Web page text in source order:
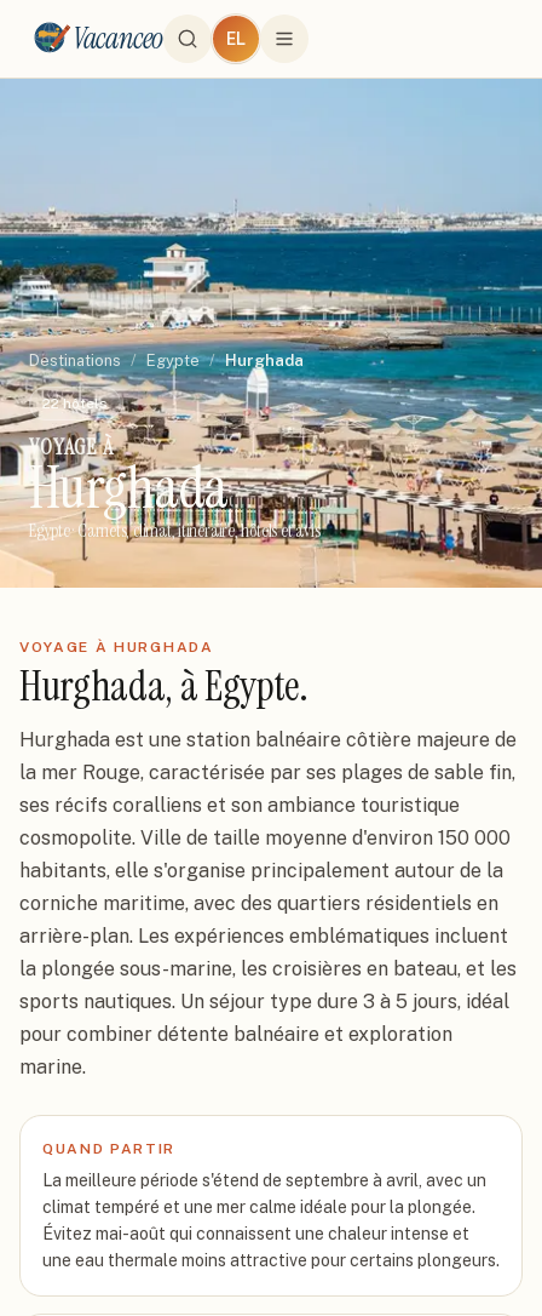
Vacanceo EL
Destinations / Egypte / Hurghada
22hôtels
VOYAGE À
Hurghada
Egypte· Carnets, climat, itinéraire, hôtels et avis
VOYAGE À HURGHADA
Hurghada, à Egypte.
Hurghada est une station balnéaire côtière majeure de
la mer Rouge, caractérisée par ses plages de sable fin,
ses récifs coralliens et son ambiance touristique
cosmopolite. Ville de taille moyenne d'environ 150 000
habitants, elle s'organise principalement autour de la
corniche maritime, avec des quartiers résidentiels en
arrière-plan. Les expériences emblématiques incluent
la plongée sous-marine, les croisières en bateau, et les
sports nautiques. Un séjour type dure 3 à 5 jours, idéal
pour combiner détente balnéaire et exploration
marine.
QUAND PARTIR
La meilleure période s'étend de septembre à avril, avec un
climat tempéré et une mer calme idéale pour la plongée.
Évitez mai-août qui connaissent une chaleur intense et
une eau thermale moins attractive pour certains plongeurs.